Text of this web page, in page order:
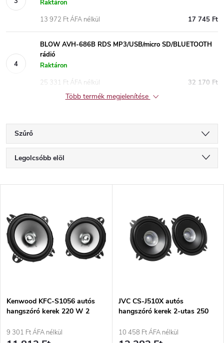
Raktáron
17 745 Ft
13 972 Ft ÁFA nélkül
BLOW AVH-686B RDS MP3/USB/micro SD/BLUETOOTH
rádió
Raktáron
32 170 Ft
25 331 Ft ÁFA nélkül
Több termék megjelenítése
Szűrő
T
e
r
m
é
e
k
Legolcsóbb elöl
ABC szerint
e
r
m
é
k
Kenwood KFC-S1056 autós
hangszóró kerek 220 W 2
9 301 Ft ÁFA nélkül
JVC CS-J510X autós
hangszóró kerek 2-utas 250
10 458 Ft ÁFA nélkül